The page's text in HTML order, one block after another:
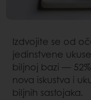
Izdvojite se od
jedinstvene
biljnoj bazi —
nova iskustva i
biljnih sastojaka.